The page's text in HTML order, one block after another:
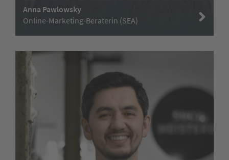
Anna Pawlowsky
Online-Marketing-Beraterin (SEA)